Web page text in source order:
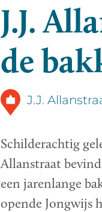
J.J.
de
J.J.
Schilderachtig
Allanstraat
een jarenlange
opende Jongwijs